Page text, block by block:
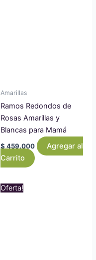
Amarillas
Ramos Redondos de
Rosas Amarillas y
Blancas para Mamá
$ 459.000
Agregar al
Carrito
Oferta!